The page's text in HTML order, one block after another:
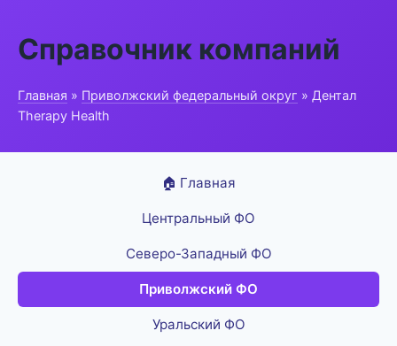
Справочник компаний
Главная » Приволжский федеральный округ » Дентал
Therapy Health
🏠 Главная
Центральный ФО
Северо-Западный ФО
Приволжский ФО
Уральский ФО